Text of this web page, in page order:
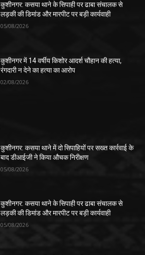
कुशीनगर: कसया थाने के सिपाही पर ढाबा संचालक से
लड़की की डिमांड और मारपीट पर बड़ी कार्यवाही
05/08/2026
कुशीनगर में 14 वर्षीय किशोर आदर्श चौहान की हत्या,
रंगदारी न देने का हत्या का आरोप
02/08/2026
कुशीनगर: कसया थाने में दो सिपाहियों पर सख्त कार्रवाई के
बाद डीआईजी ने किया औचक निरीक्षण
05/08/2026
कुशीनगर: कसया थाने के सिपाही पर ढाबा संचालक से
लड़की की डिमांड और मारपीट पर बड़ी कार्यवाही
05/08/2026